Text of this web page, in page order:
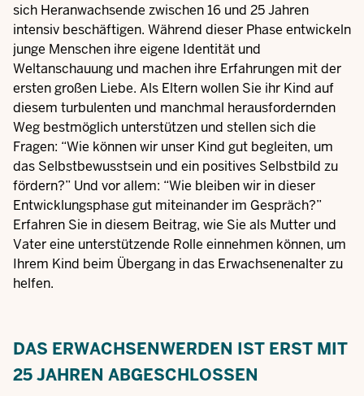
sich Heranwachsende zwischen 16 und 25 Jahren
intensiv beschäftigen. Während dieser Phase entwickeln
junge Menschen ihre eigene Identität und
Weltanschauung und machen ihre Erfahrungen mit der
ersten großen Liebe. Als Eltern wollen Sie ihr Kind auf
diesem turbulenten und manchmal herausfordernden
Weg bestmöglich unterstützen und stellen sich die
Fragen: “Wie können wir unser Kind gut begleiten, um
das Selbstbewusstsein und ein positives Selbstbild zu
fördern?” Und vor allem: “Wie bleiben wir in dieser
Entwicklungsphase gut miteinander im Gespräch?”
Erfahren Sie in diesem Beitrag, wie Sie als Mutter und
Vater eine unterstützende Rolle einnehmen können, um
Ihrem Kind beim Übergang in das Erwachsenenalter zu
helfen.
DAS ERWACHSENWERDEN IST ERST MIT
25 JAHREN ABGESCHLOSSEN